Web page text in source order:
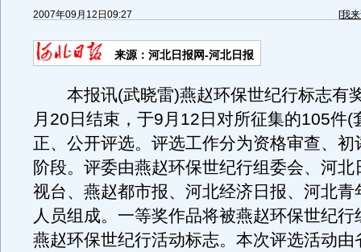
2007年09月12日09:27 [我
来源：河北日报网-河北日报
本报讯(武晓雷)燕赵环保世纪行标志有
月20日结束，于9月12日对所征集的105件(
正、公开评选。评选工作分为资格审查、初
阶段。评委由燕赵环保世纪行组委会、河北
视台、燕赵都市报、河北经济日报、河北青
人员组成。一等奖作品将被燕赵环保世纪行
燕赵环保世纪行活动标志。本次评选活动由